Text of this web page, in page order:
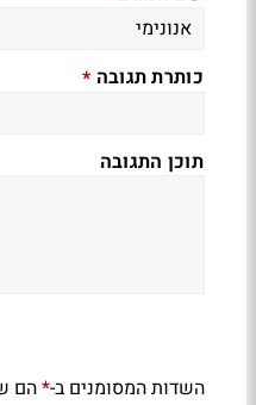
כותרת תגובה *
תוכן התגובה
השדות המסומנים ב-*הם